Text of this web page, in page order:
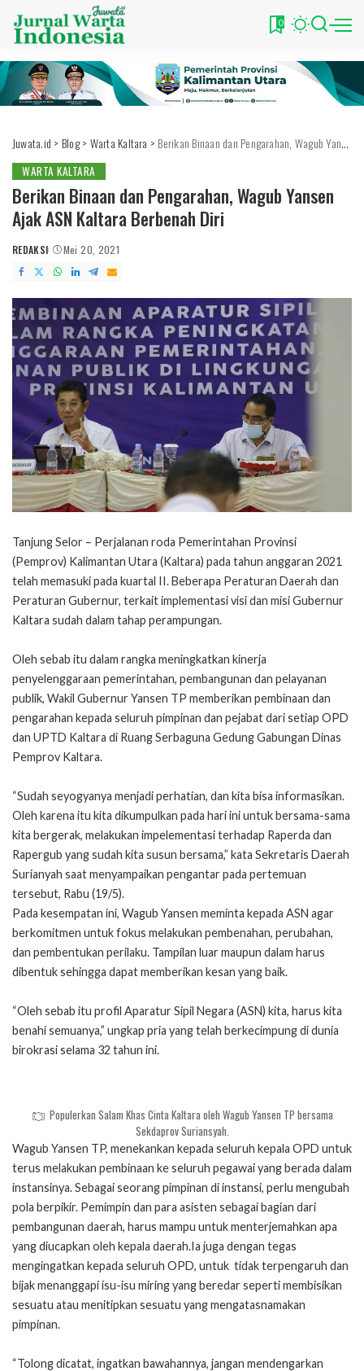
0
Juwata.id > Blog> Warta Kaltara > Berikan Binaan dan Pengarahan, Wagub Yansen Ajak ASN Kaltara Berbenah Diri
WARTA KALTARA
Berikan Binaan dan Pengarahan, Wagub Yansen
Ajak ASN Kaltara Berbenah Diri
POSTED
BY
REDAKSI Mei 20, 2021
Tanjung Selor – Perjalanan roda Pemerintahan Provinsi
(Pemprov) Kalimantan Utara (Kaltara) pada tahun anggaran 2021
telah memasuki pada kuartal II. Beberapa Peraturan Daerah dan
Peraturan Gubernur, terkait implementasi visi dan misi Gubernur
Kaltara sudah dalam tahap perampungan.
Oleh sebab itu dalam rangka meningkatkan kinerja
penyelenggaraan pemerintahan, pembangunan dan pelayanan
publik, Wakil Gubernur Yansen TP memberikan pembinaan dan
pengarahan kepada seluruh pimpinan dan pejabat dari setiap OPD
dan UPTD Kaltara di Ruang Serbaguna Gedung Gabungan Dinas
Pemprov Kaltara.
“Sudah seyogyanya menjadi perhatian, dan kita bisa informasikan.
Oleh karena itu kita dikumpulkan pada hari ini untuk bersama-sama
kita bergerak, melakukan impelementasi terhadap Raperda dan
Rapergub yang sudah kita susun bersama,” kata Sekretaris Daerah
Surianyah saat menyampaikan pengantar pada pertemuan
tersebut, Rabu (19/5).
Pada kesempatan ini, Wagub Yansen meminta kepada ASN agar
berkomitmen untuk fokus melakukan pembenahan, perubahan,
dan pembentukan perilaku. Tampilan luar maupun dalam harus
dibentuk sehingga dapat memberikan kesan yang baik.
“Oleh sebab itu profil Aparatur Sipil Negara (ASN) kita, harus kita
benahi semuanya,” ungkap pria yang telah berkecimpung di dunia
birokrasi selama 32 tahun ini.
Populerkan Salam Khas Cinta Kaltara oleh Wagub Yansen TP bersama
Sekdaprov Suriansyah.
Wagub Yansen TP, menekankan kepada seluruh kepala OPD untuk
terus melakukan pembinaan ke seluruh pegawai yang berada dalam
instansinya. Sebagai seorang pimpinan di instansi, perlu mengubah
pola berpikir. Pemimpin dan para asisten sebagai bagian dari
pembangunan daerah, harus mampu untuk menterjemahkan apa
yang diucapkan oleh kepala daerah.Ia juga dengan tegas
mengingatkan kepada seluruh OPD, untuk tidak terpengaruh dan
bijak menanggapi isu-isu miring yang beredar seperti membisikan
sesuatu atau menitipkan sesuatu yang mengatasnamakan
pimpinan.
“Tolong dicatat, ingatkan bawahannya, jangan mendengarkan